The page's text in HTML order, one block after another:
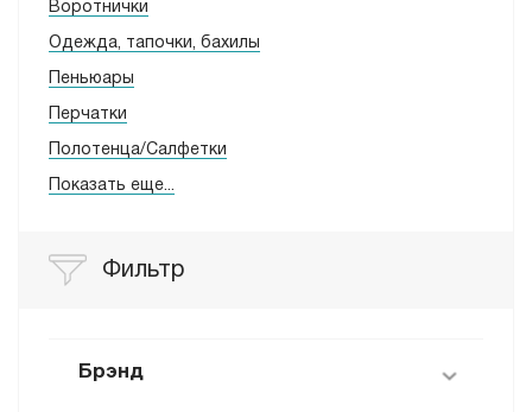
Воротнички
Одежда, тапочки, бахилы
Пеньюары
Перчатки
Полотенца/Салфетки
Показать еще...
Фильтр
Брэнд